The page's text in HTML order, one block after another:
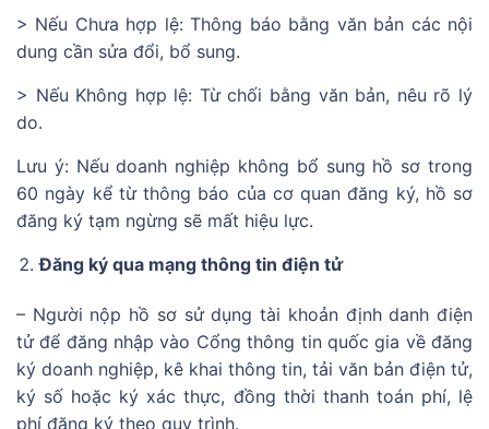
> Nếu Chưa hợp lệ: Thông báo bằng văn bản các nội
dung cần sửa đổi, bổ sung.
> Nếu Không hợp lệ: Từ chối bằng văn bản, nêu rõ lý
do.
Lưu ý: Nếu doanh nghiệp không bổ sung hồ sơ trong
60 ngày kể từ thông báo của cơ quan đăng ký, hồ sơ
đăng ký tạm ngừng sẽ mất hiệu lực.
Đăng ký qua mạng thông tin điện tử
– Người nộp hồ sơ sử dụng tài khoản định danh điện
tử để đăng nhập vào Cổng thông tin quốc gia về đăng
ký doanh nghiệp, kê khai thông tin, tải văn bản điện tử,
ký số hoặc ký xác thực, đồng thời thanh toán phí, lệ
phí đăng ký theo quy trình.